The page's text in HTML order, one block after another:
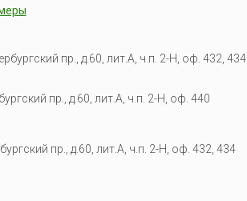
пр., д.60, лит.А, ч.п. 2-Н, оф. 432, 434
пр., д.60, лит.А, ч.п. 2-Н, оф. 440
пр., д.60, лит.А, ч.п. 2-Н, оф. 432, 434